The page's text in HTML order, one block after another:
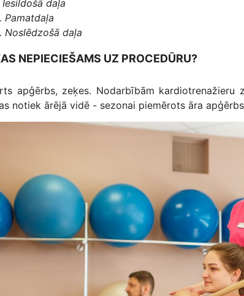
Iesildošā daļa
Pamatdaļa
Noslēdzošā daļa
NEPIECIEŠAMS UZ PROCEDŪRU?
apģērbs, zeķes. Nodarbībām kardiotrenažieru
notiek ārējā vidē - sezonai piemērots āra